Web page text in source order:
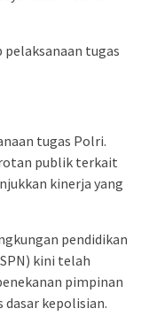
tugas
tugas Polri.
publik terkait
kinerja yang
pendidikan
kini telah
pimpinan
kepolisian.